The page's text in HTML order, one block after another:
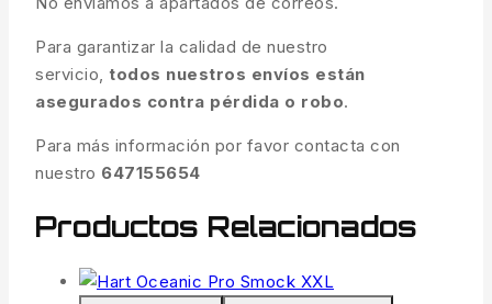
Para garantizar la calidad de nuestro
servicio, todos nuestros envíos están
asegurados contra pérdida o robo.
Para más información por favor contacta con
nuestro 647155654
Productos Relacionados